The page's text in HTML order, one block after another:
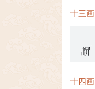
十三画
十四画